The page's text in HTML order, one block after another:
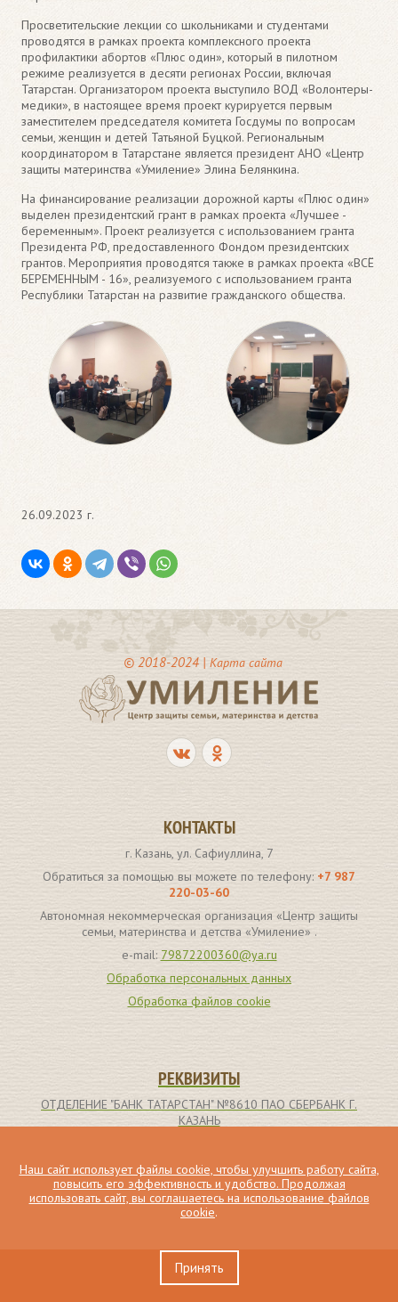
Просветительские лекции со школьниками и студентами
проводятся в рамках проекта комплексного проекта
профилактики абортов «Плюс один», который в пилотном
режиме реализуется в десяти регионах России, включая
Татарстан. Организатором проекта выступило ВОД «Волонтеры-
медики», в настоящее время проект курируется первым
заместителем председателя комитета Госдумы по вопросам
семьи, женщин и детей Татьяной Буцкой. Региональным
координатором в Татарстане является президент АНО «Центр
защиты материнства «Умиление» Элина Белянкина.
На финансирование реализации дорожной карты «Плюс один»
выделен президентский грант в рамках проекта «Лучшее -
беременным». Проект реализуется с использованием гранта
Президента РФ, предоставленного Фондом президентских
грантов. Мероприятия проводятся также в рамках проекта «ВСЁ
БЕРЕМЕННЫМ - 16», реализуемого с использованием гранта
Республики Татарстан на развитие гражданского общества.
26.09.2023 г.
© 2018-2024 | Карта сайта
КОНТАКТЫ
г. Казань, ул. Сафиуллина, 7
Обратиться за помощью вы можете по телефону: +7 987
220-03-60
Автономная некоммерческая организация «Центр защиты
семьи, материнства и детства «Умиление» .
e-mail: 79872200360@ya.ru
Обработка персональных данных
Обработка файлов cookie
РЕКВИЗИТЫ
ОТДЕЛЕНИЕ "БАНК ТАТАРСТАН" №8610 ПАО СБЕРБАНК Г.
КАЗАНЬ
ИНН получателя: 1659173261
БИК 049205603
кор.счет 30101810600000000603
«Центр защиты семьи, материнства и детства «Умиление» (в
Наш сайт использует файлы cookie, чтобы улучшить работу сайта,
повысить его эффективность и удобство. Продолжая
использовать сайт, вы соглашаетесь на использование файлов
cookie.
Принять